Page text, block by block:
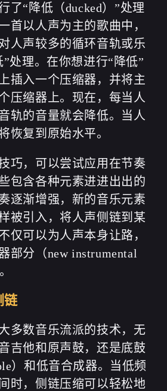
了“降低（ducked）”处理
首以人声为主的歌曲中，
人声较多的循环音轨或乐
处理。在你想进行“降低”
插入一个压缩器，并将主
压缩器上。现在，每当人
轨的音量就会降低。当人
恢复到原始水平。
巧，可以尝试应用在节奏
包含各种元素进进出出的
逐渐增强，新的音乐元素
被引入，将人声侧链到某
仅可以为人声本身让路，
部分（new instrumental
链
多数音乐流派的技术，无
吉他和原声鼓，还是底鼓
）和低音合成器。当低频
时，侧链压缩可以轻松地